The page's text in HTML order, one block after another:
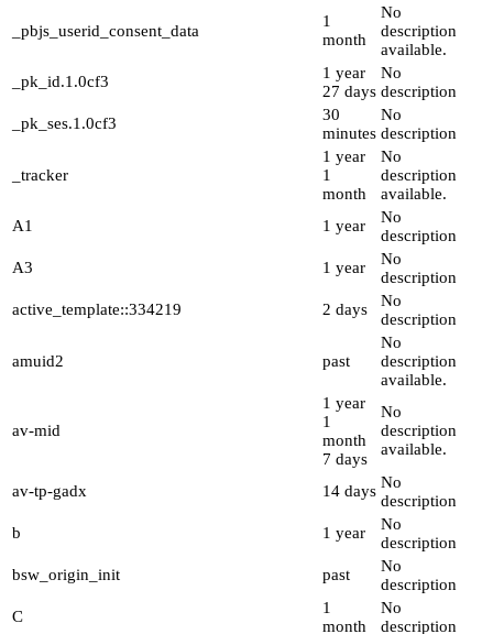
_pbjs_userid_consent_data
1
month
No
description
available.
_pk_id.1.0cf3
1 year
27 days
No
description
_pk_ses.1.0cf3
30
minutes
No
description
_tracker
1 year
1
month
No
description
available.
A1
1 year
No
description
A3
1 year
No
description
active_template::334219
2 days
No
description
amuid2 past
No
description
available.
av-mid
1 year
1
month
7 days
No
description
available.
av-tp-gadx 14 days No
description
b
1 year
No
description
bsw_origin_init
past
No
description
C
1
month
No
description